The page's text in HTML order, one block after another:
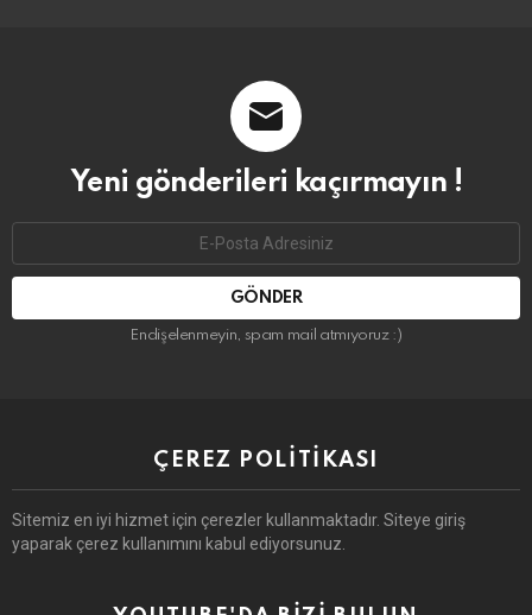
Yeni gönderileri kaçırmayın !
Endişelenmeyin, spam mail atmıyoruz :)
ÇEREZ POLITIKASI
Sitemiz en iyi hizmet için çerezler kullanmaktadır. Siteye giriş
yaparak çerez kullanımını kabul ediyorsunuz.